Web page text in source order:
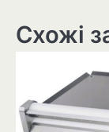
Схожі